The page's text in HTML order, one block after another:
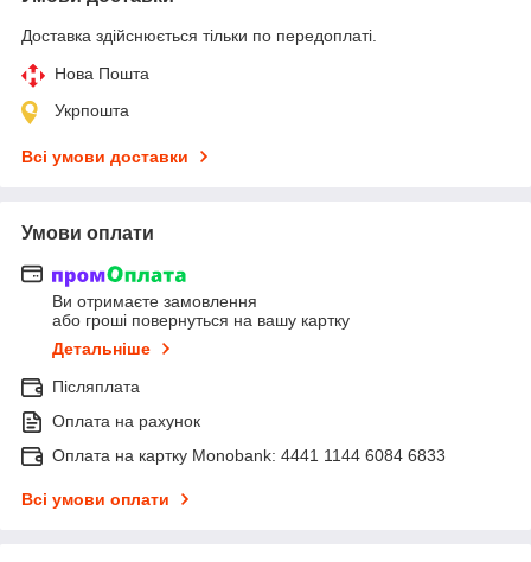
Доставка здійснюється тільки по передоплаті.
Нова Пошта
Укрпошта
Всі умови доставки
Умови оплати
Ви отримаєте замовлення
або гроші повернуться на вашу картку
Детальніше
Післяплата
Оплата на рахунок
Оплата на картку Monobank: 4441 1144 6084 6833
Всі умови оплати